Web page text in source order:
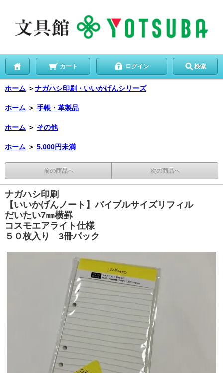
カート ログイン 検索
ホーム ＞ナガハシ印刷・いいかげんシリーズ
ホーム ＞ 手帳・革製品
ホーム ＞ その他
ホーム ＞ 5,000円未満
前の商品へ 次の商品へ
ナガハシ印刷
【いいかげんノート】バイブルサイズリフィル
だいたい7㎜横罫
コスモエアライト仕様
５０枚入り 3冊パック